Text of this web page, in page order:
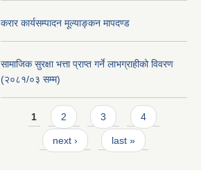
करार कार्यसम्पादन मूल्याङ्कन मापदण्ड
सामाजिक सुरक्षा भत्ता प्राप्त गर्ने लाभग्राहीको विवरण
(२०८१/०३ सम्म)
Pages
1 2 3 4
next › last »